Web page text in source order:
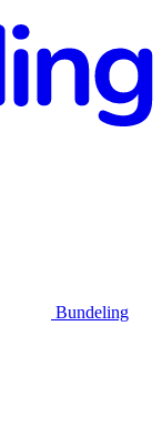
Bundeling